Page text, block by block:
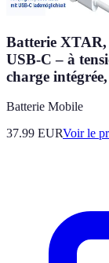
Batterie
USB-C – à
charge
Batterie Mobile
37.99 EURVoir le